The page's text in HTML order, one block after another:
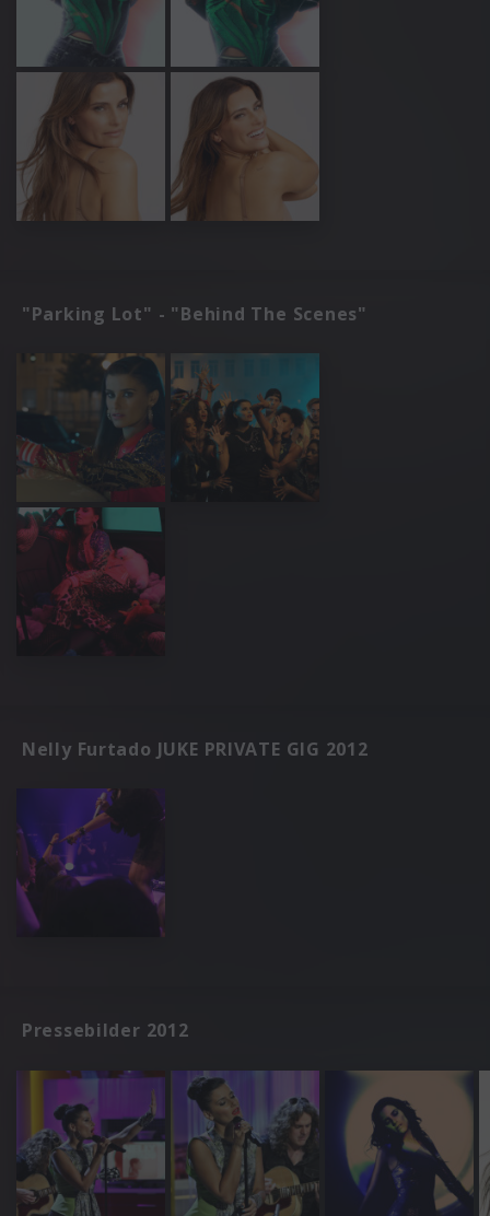
"Parking Lot" - "Behind The Scenes"
Nelly Furtado JUKE PRIVATE GIG 2012
Pressebilder 2012